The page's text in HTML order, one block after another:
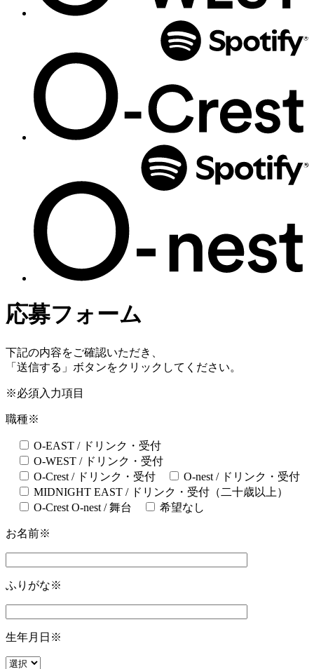
応募フォーム
下記の内容をご確認いただき、
「送信する」ボタンをクリックしてください。
※必須入力項目
職種※
O-EAST / ドリンク・受付
O-WEST / ドリンク・受付
O-Crest / ドリンク・受付
O-nest / ドリンク・受付
MIDNIGHT EAST / ドリンク・受付（二十歳以上）
O-Crest O-nest / 舞台
希望なし
お名前※
ふりがな※
生年月日 ※